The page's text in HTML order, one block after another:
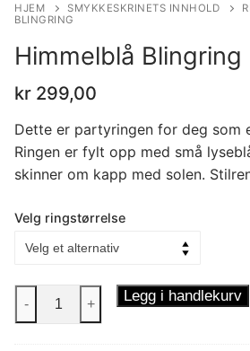
HJEM SMYKKESKRINETS INNHOLD
BLINGRING
Himmelblå Blingring
kr 299,00
Dette er partyringen for deg som
Ringen er fylt opp med små
skinner om kapp med solen.
Velg ringstørrelse
Himmelblå
- + Legg i handlekurv